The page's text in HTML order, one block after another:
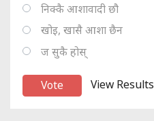
निक्कै आशावादी छौ
खोइ, खासै आशा छैन
ज सुकै होस्
View Results